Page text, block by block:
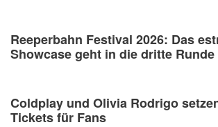
Reeperbahn Festival 2026: Das
Showcase geht in die dritte Runde
Coldplay und Olivia Rodrigo
Tickets für Fans